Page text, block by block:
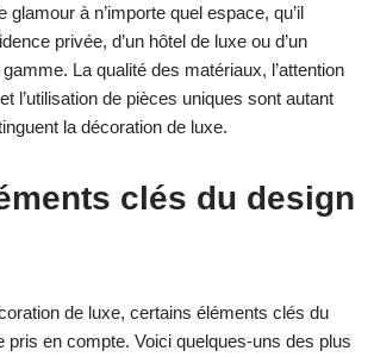
glamour à n’importe quel espace, qu’il
privée, d’un hôtel de luxe ou d’un
La qualité des matériaux, l’attention
l’utilisation de pièces uniques sont autant
la décoration de luxe.
clés du design
de luxe, certains éléments clés du
pris en compte. Voici quelques-uns des plus